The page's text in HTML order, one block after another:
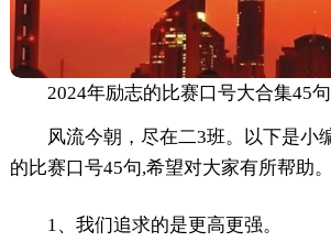
2024年励志的比赛口号大合集45句
风流今朝，尽在二3班。以下是小
的比赛口号45句,希望对大家有所帮助。
1、我们追求的是更高更强。